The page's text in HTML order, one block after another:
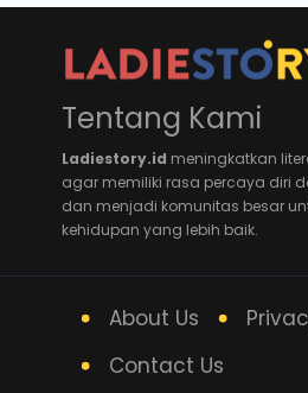
Tentang Kami
Ladiestory.id meningkatkan
agar memiliki rasa percaya diri
dan menjadi komunitas besar
kehidupan yang lebih baik.
About Us
Contact Us